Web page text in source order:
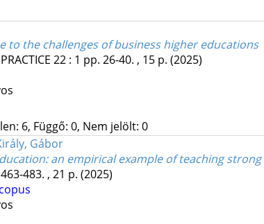
to the challenges of business higher educations
22: 1 pp. 26-40. , 15 p. (2025)
6, Függő: 0, Nem jelölt: 0
Gábor
: an empirical example of teaching
483. , 21 p. (2025)